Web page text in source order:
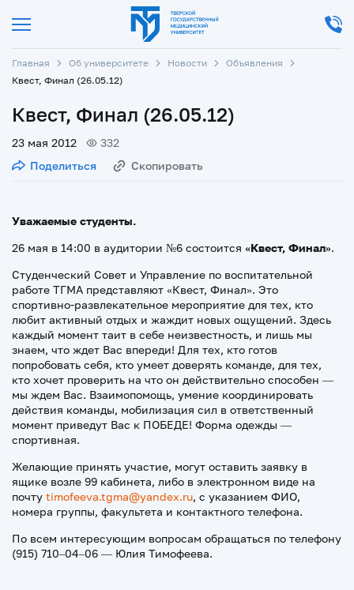
Главная Об университете Новости
Объявления
Квест, Финал (26.05.12)
Квест, Финал (26.05.12)
23 мая 2012
332
Поделиться
Скопировать
Уважаемые студенты.
26 мая в 14:00 в аудитории №6 состоится «Квест, Финал».
Студенческий Совет и Управление по воспитательной
работе ТГМА представляют «Квест, Финал». Это
спортивно-развлекательное мероприятие для тех, кто
любит активный отдых и жаждит новых ощущений. Здесь
каждый момент таит в себе неизвестность, и лишь мы
знаем, что ждет Вас впереди! Для тех, кто готов
попробовать себя, кто умеет доверять команде, для тех,
кто хочет проверить на что он действительно способен —
мы ждем Вас. Взаимопомощь, умение координировать
действия команды, мобилизация сил в ответственный
момент приведут Вас к ПОБЕДЕ! Форма одежды —
спортивная.
Желающие принять участие, могут оставить заявку в
ящике возле 99 кабинета, либо в электронном виде на
почту timofeeva.tgma@yandex.ru, с указанием ФИО,
номера группы, факультета и контактного телефона.
По всем интересующим вопросам обращаться по телефону
(915) 710–04–06 — Юлия Тимофеева.